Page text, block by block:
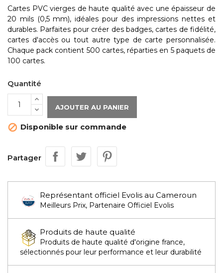
Cartes PVC vierges de haute qualité avec une épaisseur de
20 mils (0,5 mm), idéales pour des impressions nettes et
durables. Parfaites pour créer des badges, cartes de fidélité,
cartes d'accès ou tout autre type de carte personnalisée.
Chaque pack contient 500 cartes, réparties en 5 paquets de
100 cartes.
Quantité
AJOUTER AU PANIER
 Disponible sur commande
Partager
Représentant officiel Evolis au Cameroun
Meilleurs Prix, Partenaire Officiel Evolis
Produits de haute qualité
Produits de haute qualité d'origine france,
sélectionnés pour leur performance et leur durabilité